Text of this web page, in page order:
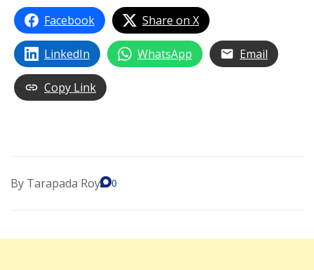
Facebook Share on X
LinkedIn WhatsApp Email
Copy Link
By Tarapada Roy 0